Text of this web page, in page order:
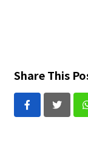
Share This